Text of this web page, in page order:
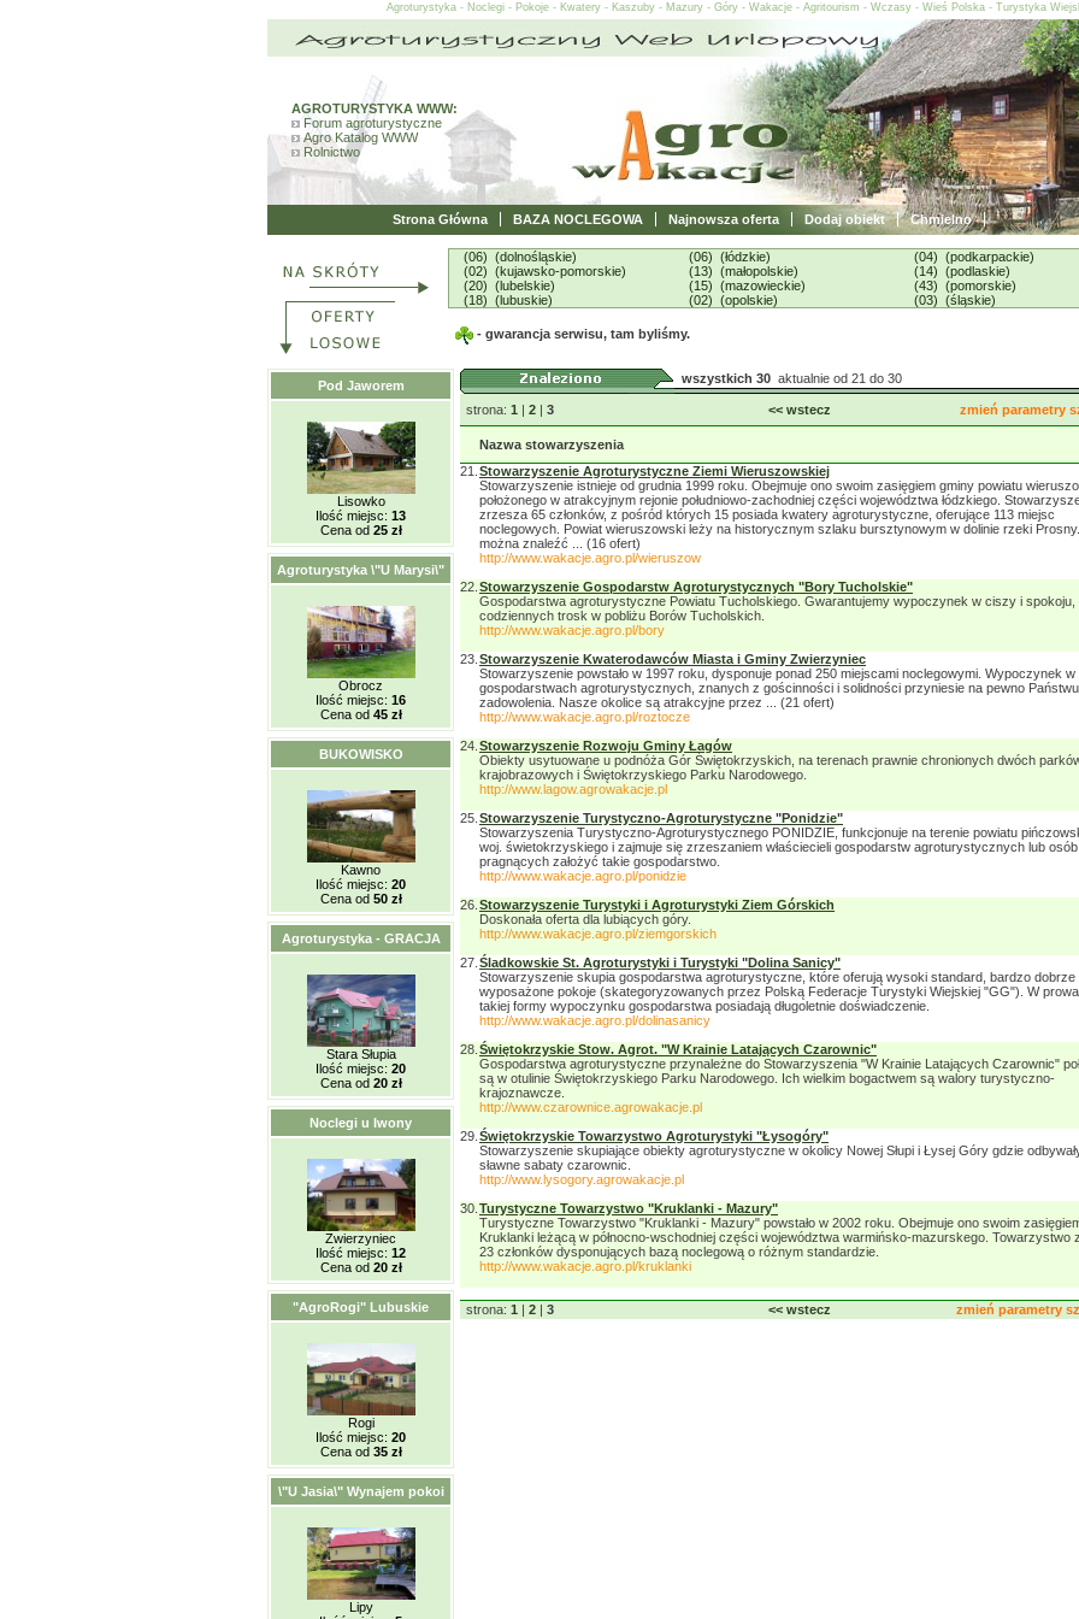
Agroturystyka - Noclegi - Pokoje - Kwatery - Kaszuby - Mazury - Góry - Wakacje - Agritourism - Wczasy - Wieś Polska - Turystyka
AGROTURYSTYKA WWW:
Forum agroturystyczne
Agro Katalog WWW
Rolnictwo
Strona Główna BAZA NOCLEGOWA Najnowsza oferta Dodaj obiekt Chmielno
(06) (dolnośląskie)
(02) (kujawsko-pomorskie)
(20) (lubelskie)
(18) (lubuskie)
(06) (łódzkie)
(13) (małopolskie)
(15) (mazowieckie)
(02) (opolskie)
(04) (podkarpackie)
(14) (podlaskie)
(43) (pomorskie)
(03) (śląskie)
- gwarancja serwisu, tam byliśmy.
Pod Jaworem
Lisowko
Ilość miejsc: 13
Cena od 25 zł
Agroturystyka \"U Marysi\"
Obrocz
Ilość miejsc: 16
Cena od 45 zł
BUKOWISKO
Kawno
Ilość miejsc: 20
Cena od 50 zł
Agroturystyka - GRACJA
Stara Słupia
Ilość miejsc: 20
Cena od 20 zł
Noclegi u Iwony
Zwierzyniec
Ilość miejsc: 12
Cena od 20 zł
"AgroRogi" Lubuskie
Rogi
Ilość miejsc: 20
Cena od 35 zł
\"U Jasia\" Wynajem pokoi
Lipy
wszystkich 30 aktualnie od 21 do 30
strona: 1 | 2 | 3 << wstecz zmień parametry
Nazwa stowarzyszenia
21. Stowarzyszenie Agroturystyczne Ziemi Wieruszowskiej
Stowarzyszenie istnieje od grudnia 1999 roku. Obejmuje ono swoim zasięgiem gminy powiatu
położonego w atrakcyjnym rejonie południowo-zachodniej części województwa łódzkiego.
zrzesza 65 członków, z pośród których 15 posiada kwatery agroturystyczne, oferujące 113 miejsc
noclegowych. Powiat wieruszowski leży na historycznym szlaku bursztynowym w dolinie rzeki
można znaleźć ... (16 ofert)
http://www.wakacje.agro.pl/wieruszow
22. Stowarzyszenie Gospodarstw Agroturystycznych "Bory Tucholskie"
Gospodarstwa agroturystyczne Powiatu Tucholskiego. Gwarantujemy wypoczynek w ciszy i spokoju,
codziennych trosk w pobliżu Borów Tucholskich.
http://www.wakacje.agro.pl/bory
23. Stowarzyszenie Kwaterodawców Miasta i Gminy Zwierzyniec
Stowarzyszenie powstało w 1997 roku, dysponuje ponad 250 miejscami noclegowymi. Wypoczynek
gospodarstwach agroturystycznych, znanych z gościnności i solidności przyniesie na pewno
zadowolenia. Nasze okolice są atrakcyjne przez ... (21 ofert)
http://www.wakacje.agro.pl/roztocze
24. Stowarzyszenie Rozwoju Gminy Łagów
Obiekty usytuowane u podnóża Gór Świętokrzyskich, na terenach prawnie chronionych dwóch
krajobrazowych i Świętokrzyskiego Parku Narodowego.
http://www.lagow.agrowakacje.pl
25. Stowarzyszenie Turystyczno-Agroturystyczne "Ponidzie"
Stowarzyszenia Turystyczno-Agroturystycznego PONIDZIE, funkcjonuje na terenie powiatu
woj. świetokrzyskiego i zajmuje się zrzeszaniem właściecieli gospodarstw agroturystycznych lub osób
pragnących założyć takie gospodarstwo.
http://www.wakacje.agro.pl/ponidzie
26. Stowarzyszenie Turystyki i Agroturystyki Ziem Górskich
Doskonała oferta dla lubiących góry.
http://www.wakacje.agro.pl/ziemgorskich
27. Śladkowskie St. Agroturystyki i Turystyki "Dolina Sanicy"
Stowarzyszenie skupia gospodarstwa agroturystyczne, które oferują wysoki standard, bardzo dobrze
wyposażone pokoje (skategoryzowanych przez Polską Federacje Turystyki Wiejskiej "GG"). W
takiej formy wypoczynku gospodarstwa posiadają długoletnie doświadczenie.
http://www.wakacje.agro.pl/dolinasanicy
28. Świętokrzyskie Stow. Agrot. "W Krainie Latających Czarownic"
Gospodarstwa agroturystyczne przynależne do Stowarzyszenia "W Krainie Latających Czarownic"
są w otulinie Świętokrzyskiego Parku Narodowego. Ich wielkim bogactwem są walory turystyczno-
krajoznawcze.
http://www.czarownice.agrowakacje.pl
29. Świętokrzyskie Towarzystwo Agroturystyki "Łysogóry"
Stowarzyszenie skupiające obiekty agroturystyczne w okolicy Nowej Słupi i Łysej Góry gdzie
sławne sabaty czarownic.
http://www.lysogory.agrowakacje.pl
30. Turystyczne Towarzystwo "Kruklanki - Mazury"
Turystyczne Towarzystwo "Kruklanki - Mazury" powstało w 2002 roku. Obejmuje ono swoim
Kruklanki leżącą w północno-wschodniej części województwa warmińsko-mazurskego. Towarzystwo
23 członków dysponujących bazą noclegową o różnym standardzie.
http://www.wakacje.agro.pl/kruklanki
strona: 1 | 2 | 3 << wstecz zmień parametry